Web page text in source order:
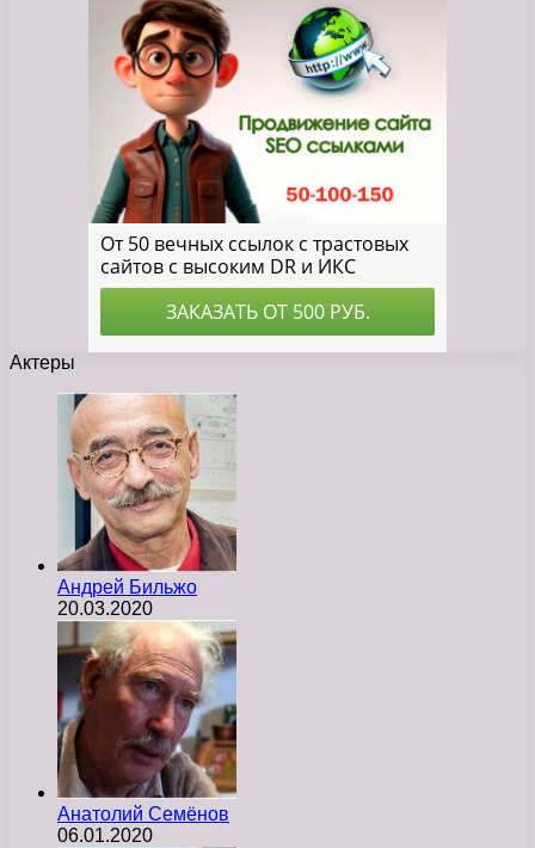
Актеры
Андрей Бильжо
20.03.2020
Анатолий Семёнов
06.01.2020